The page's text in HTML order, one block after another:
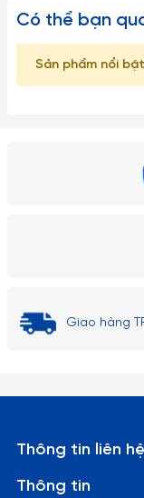
Có thể bạn
Sản phẩm nổi
Giao hàng
Thông tin liên hệ
Thông tin